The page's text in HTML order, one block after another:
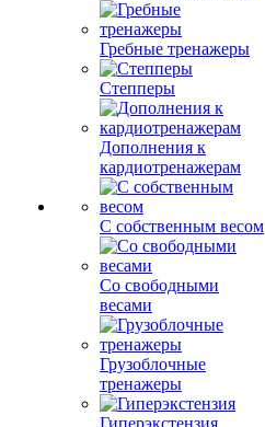
Гребные тренажеры
Степперы
Дополнения к
кардиотренажерам
С собственным весом
Со свободными
весами
Грузоблочные
тренажеры
Гиперэкстензия